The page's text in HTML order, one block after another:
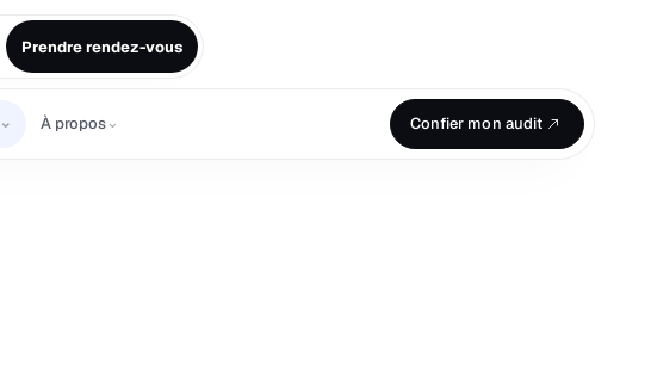
Prendre rendez-vous
⌄ À propos⌄ Confier mon audit